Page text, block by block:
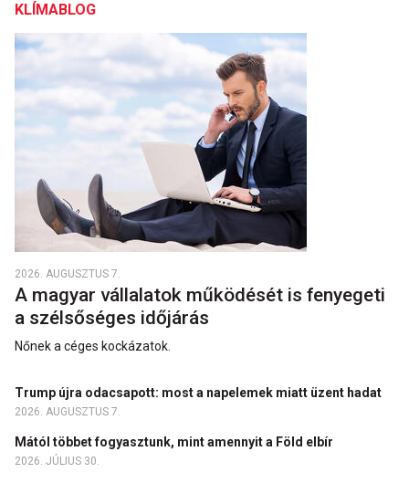
KLÍMABLOG
2026. AUGUSZTUS 7.
A magyar vállalatok működését is fenyegeti
a szélsőséges időjárás
Nőnek a céges kockázatok.
Trump újra odacsapott: most a napelemek miatt üzent hadat
2026. AUGUSZTUS 7.
Mától többet fogyasztunk, mint amennyit a Föld elbír
2026. JÚLIUS 30.